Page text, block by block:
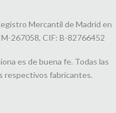
Mercantil de Madrid en
M-267058, CIF: B-82766452
es de buena fe. Todas las
respectivos fabricantes.